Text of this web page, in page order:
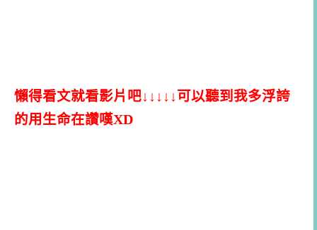
懶得看文就看影片吧↓↓↓↓↓可以聽到我多浮誇
的用生命在讚嘆XD